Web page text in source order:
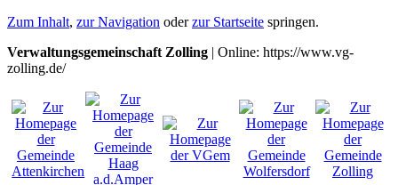
Zum Inhalt, zur Navigation oderzur Startseite springen.
Verwaltungsgemeinschaft Zolling | Online: https://www.vg-
zolling.de/